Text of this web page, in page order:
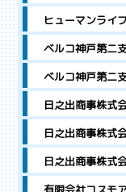
ヒューマンライ
ベルコ神戸第二
ベルコ神戸第二
日之出商事株式
日之出商事株式
日之出商事株式